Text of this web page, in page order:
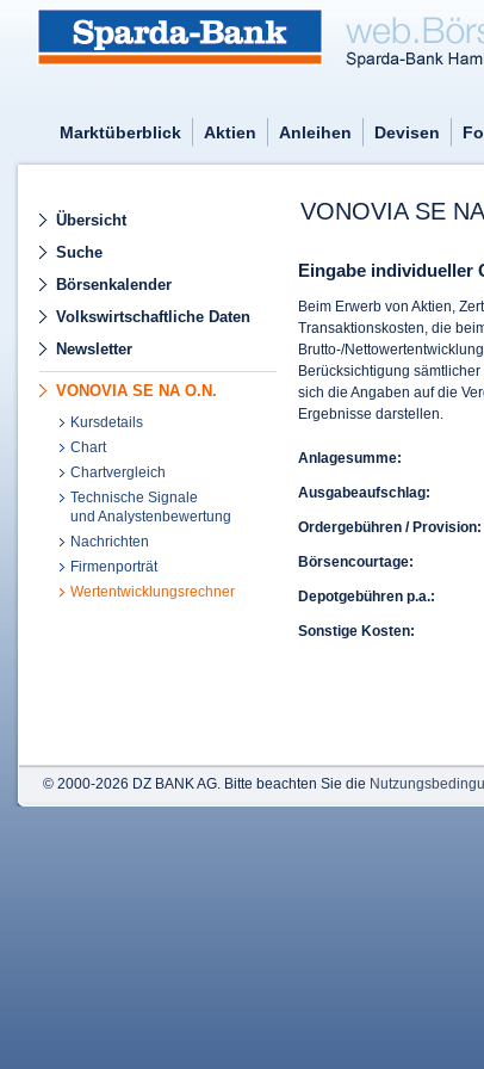
Marktüberblick Aktien Anleihen Devisen
Übersicht
Suche
Börsenkalender
Volkswirtschaftliche Daten
Newsletter
VONOVIA SE NA O.N.
Kursdetails
Chart
Chartvergleich
Technische Signale
und Analystenbewertung
Nachrichten
Firmenporträt
Wertentwicklungsrechner
VONOVIA SE
Eingabe individueller
Beim Erwerb von Aktien,
Transaktionskosten, die
Brutto-/
Berücksichtigung
sich die Angaben auf die
Ergebnisse darstellen.
Anlagesumme:
Ausgabeaufschlag:
Ordergebühren / Provision:
Börsencourtage:
Depotgebühren p.a.:
Sonstige Kosten:
© 2000-2026 DZ BANK AG. Bitte beachten Sie die